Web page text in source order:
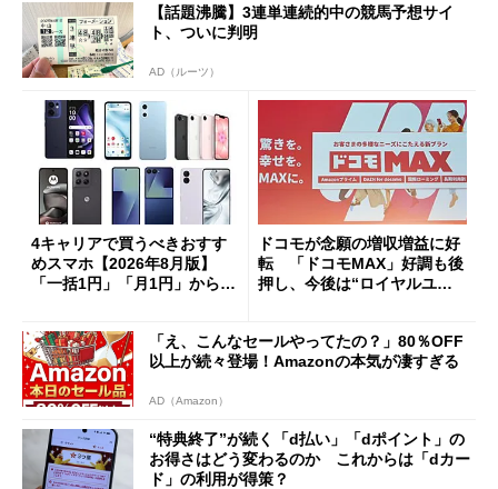
【話題沸騰】3連単連続的中の競馬予想サイ
ト、ついに判明
AD（ルーツ）
4キャリアで買うべきおすす
めスマホ【2026年8月版】
「一括1円」「月1円」からお
ドコモが念願の増収増益に好
転 「ドコモMAX」好調も後
押し、今後は“ロイヤルユー
「え、こんなセールやってたの？」80％OFF
以上が続々登場！Amazonの本気が凄すぎる
AD（Amazon）
“特典終了”が続く「d払い」「dポイント」の
お得さはどう変わるのか これからは「dカー
ド」の利用が得策？